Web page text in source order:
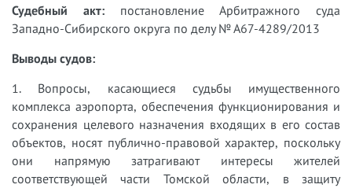
Судебный акт: постановление Арбитражного суда
Западно-Сибирского округа по делу № А67-4289/2013
Выводы судов:
1. Вопросы, касающиеся судьбы имущественного
комплекса аэропорта, обеспечения функционирования и
сохранения целевого назначения входящих в его состав
объектов, носят публично-правовой характер, поскольку
они напрямую затрагивают интересы жителей
соответствующей части Томской области, в защиту